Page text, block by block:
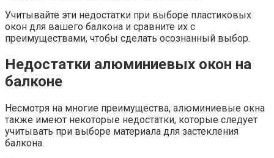
Учитывайте эти недостатки при выборе пластиковых
окон для вашего балкона и сравните их с
преимуществами, чтобы сделать осознанный выбор.
Недостатки алюминиевых окон на
балконе
Несмотря на многие преимущества, алюминиевые окна
также имеют некоторые недостатки, которые следует
учитывать при выборе материала для застекления
балкона.​